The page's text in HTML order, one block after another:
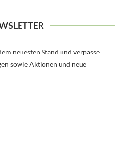
neuesten Stand und verpasse
sowie Aktionen und neue